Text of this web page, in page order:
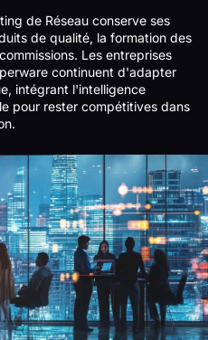
de Réseau conserve ses
de qualité, la formation des
Les entreprises
continuent d'adapter
intégrant l'intelligence
pour rester compétitives dans